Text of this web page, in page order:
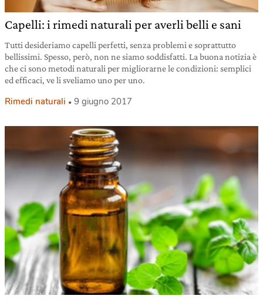
Capelli: i rimedi naturali per averli belli e sani
Tutti desideriamo capelli perfetti, senza problemi e soprattutto
bellissimi. Spesso, però, non ne siamo soddisfatti. La buona notizia è
che ci sono metodi naturali per migliorarne le condizioni: semplici
ed efficaci, ve li sveliamo uno per uno.
Rimedi naturali 9 giugno 2017